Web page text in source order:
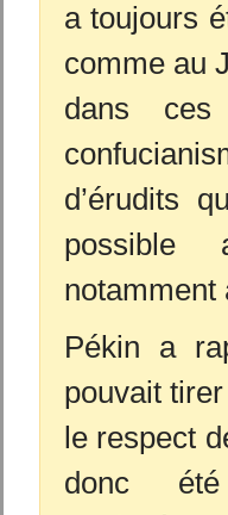
a toujours
comme au
dans
d’érudits
possible
notamment
Pékin a
pouvait
le respect
donc